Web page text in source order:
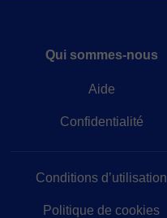
Qui sommes-nous
Aide
Confidentialité
Conditions d’utilisation
Politique de cookies